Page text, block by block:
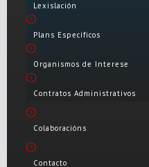
Lexislación
Plans Específicos
Organismos de Interese
Contratos Administrativos
Colaboracións
Contacto